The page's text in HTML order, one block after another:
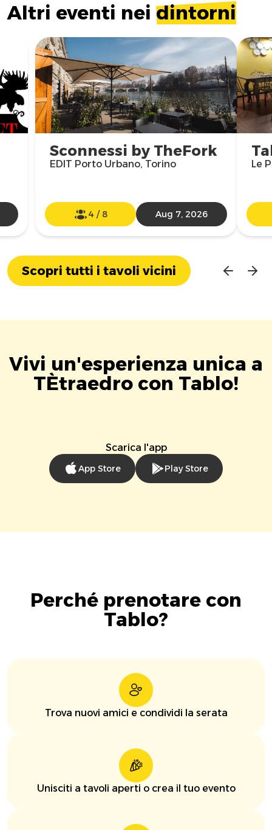
Altri eventi nei dintorni
Sconnessi by TheFork
EDIT Porto Urbano, Torino
4 / 8 Aug 7, 2026
Le
Scopri tutti i tavoli vicini
Vivi un'esperienza unica a
TÈtraedro con Tablo!
Scarica l'app
App Store Play Store
Perché prenotare con
Tablo?
Trova nuovi amici e condividi la serata
Unisciti a tavoli aperti o crea il tuo evento